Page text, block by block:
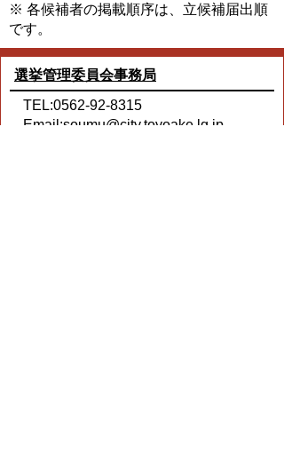
※ 各候補者の掲載順序は、立候補届出順
です。
選挙管理委員会事務局
TEL:0562-92-8315
Email:soumu@city.toyoake.lg.jp